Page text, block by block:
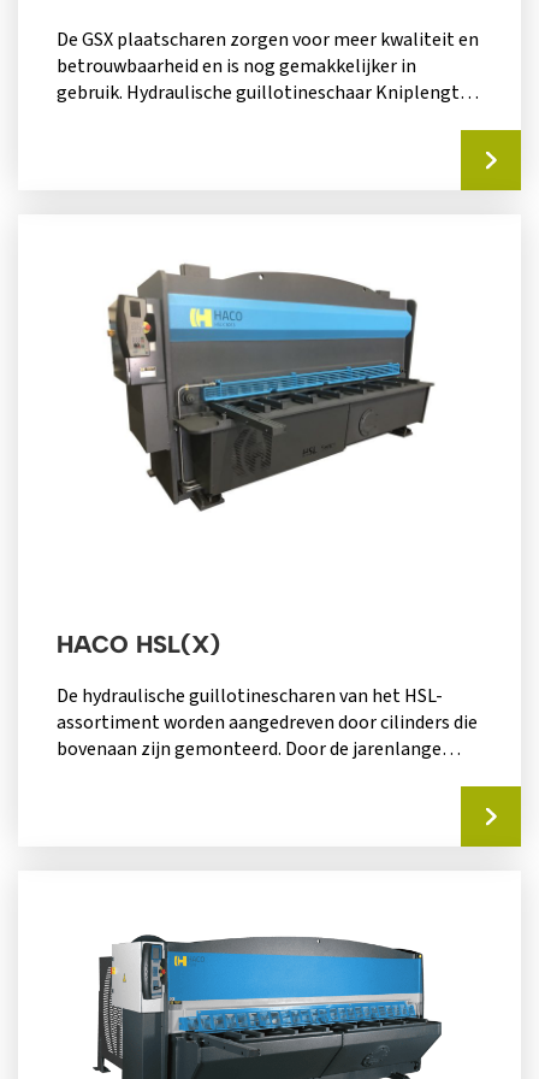
De GSX plaatscharen zorgen voor meer kwaliteit en
betrouwbaarheid en is nog gemakkelijker in
gebruik. Hydraulische guillotineschaar Kniplengte
HACO HSL(X)
De hydraulische guillotinescharen van het HSL-
assortiment worden aangedreven door cilinders die
bovenaan zijn gemonteerd. Door de jarenlange